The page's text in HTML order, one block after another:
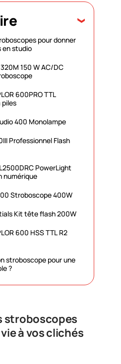
pour donner
en studio
150 W AC/DC
600PRO TTL
piles
400 Monolampe
Professionnel Flash
PowerLight
numérique
Stroboscope 400W
Kit tête flash 200W
600 HSS TTL R2
stroboscope pour une
?
stroboscopes
à vos clichés